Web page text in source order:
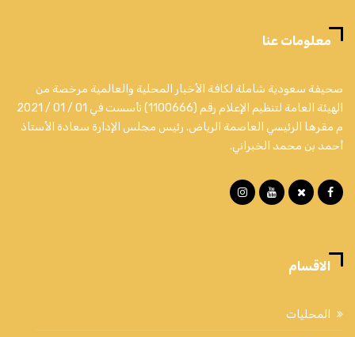
معلومات عنا
صحيفة سعودية شاملة لكافة الأخبار المحلية والعالمية مرخصة من
الهيئة العامة لتنظيم الإعلام رقم (1100666) تأسست في 01 / 01 / 2021
م مقرها الرئيسي العاصمة الرياض. رئيس مجلس الإدارة سعادة الأستاذ
أحمد بن محمد الخبراني.
الاقسام
المحليات